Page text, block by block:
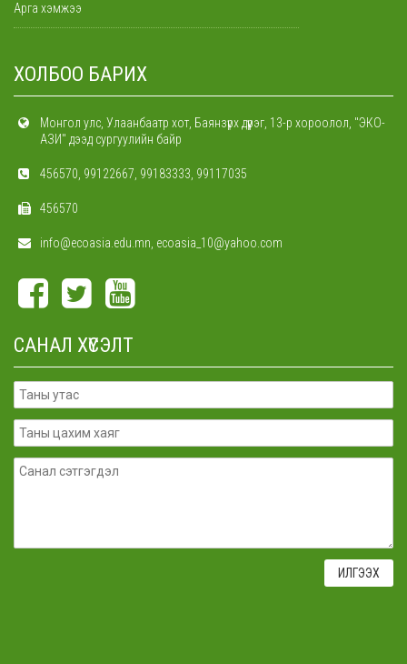
Арга хэмжээ
ХОЛБОО БАРИХ
Монгол улс, Улаанбаатр хот, Баянзүрх дүүрэг, 13-р хороолол, "ЭКО-
АЗИ" дээд сургуулийн байр
456570, 99122667, 99183333, 99117035
456570
info@ecoasia.edu.mn, ecoasia_10@yahoo.com
САНАЛ ХҮСЭЛТ